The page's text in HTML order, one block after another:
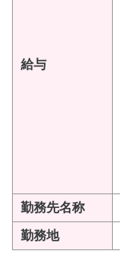
給与
勤務先名称
勤務地